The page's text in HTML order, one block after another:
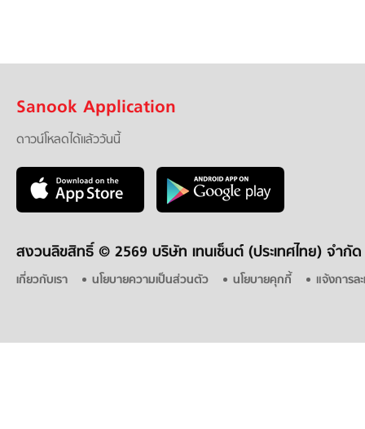
Sanook Application
ดาวน์โหลดได้แล้ววันนี้
สงวนลิขสิทธิ์ © 2569 บริษัท เทนเซ็นต์ (ประเทศไทย) จำกัด
เกี่ยวกับเรา นโยบายความเป็นส่วนตัว นโยบายคุกกี้ แจ้งการล